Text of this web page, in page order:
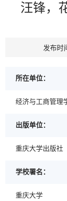
汪锋，
发布时
所在单位：
经济与工商管理
出版单位：
重庆大学出版社
学校署名：
重庆大学